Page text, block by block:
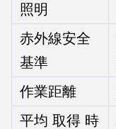
照明
赤外線安全
基準
作業距離
平均 取得 時